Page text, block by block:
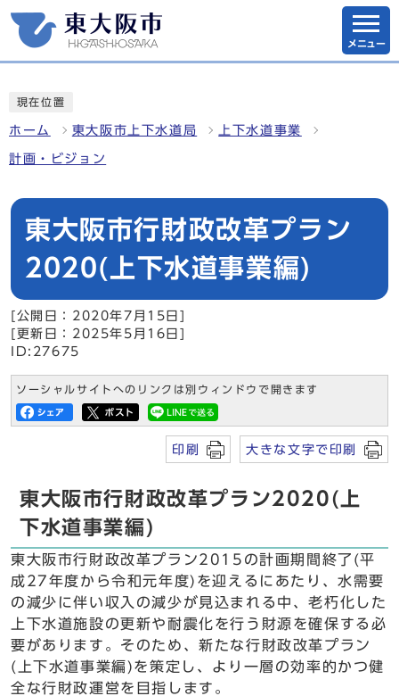
メニュー
現在位置
ホーム 東大阪市上下水道局 上下水道事業
計画・ビジョン
東大阪市行財政改革プラン
2020(上下水道事業編)
[公開日：2020年7月15日]
[更新日：2025年5月16日]
ID:27675
ソーシャルサイトへのリンクは別ウィンドウで開きます
印刷 大きな文字で印刷
東大阪市行財政改革プラン2020(上
下水道事業編)
東大阪市行財政改革プラン2015の計画期間終了(平
成27年度から令和元年度)を迎えるにあたり、水需要
の減少に伴い収入の減少が見込まれる中、老朽化した
上下水道施設の更新や耐震化を行う財源を確保する必
要があります。そのため、新たな行財政改革プラン
(上下水道事業編)を策定し、より一層の効率的かつ健
全な行財政運営を目指します。